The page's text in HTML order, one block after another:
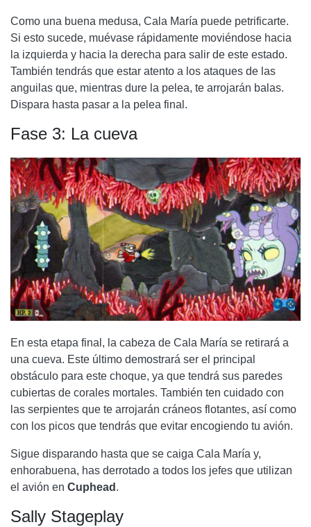
Como una buena medusa, Cala María puede petrificarte.
Si esto sucede, muévase rápidamente moviéndose hacia
la izquierda y hacia la derecha para salir de este estado.
También tendrás que estar atento a los ataques de las
anguilas que, mientras dure la pelea, te arrojarán balas.
Dispara hasta pasar a la pelea final.
Fase 3: La cueva
En esta etapa final, la cabeza de Cala María se retirará a
una cueva. Este último demostrará ser el principal
obstáculo para este choque, ya que tendrá sus paredes
cubiertas de corales mortales. También ten cuidado con
las serpientes que te arrojarán cráneos flotantes, así como
con los picos que tendrás que evitar encogiendo tu avión.
Sigue disparando hasta que se caiga Cala María y,
enhorabuena, has derrotado a todos los jefes que utilizan
el avión en Cuphead .
Sally Stageplay